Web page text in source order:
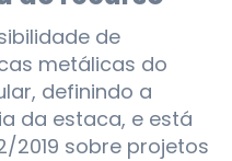
de
metálicas do
definindo a
da estaca, e está
2019 sobre projetos